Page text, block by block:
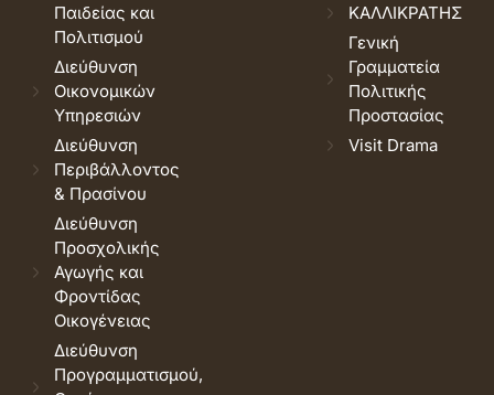
Παιδείας και
Πολιτισμού
Διεύθυνση
Οικονομικών
Υπηρεσιών
Διεύθυνση
Περιβάλλοντος
& Πρασίνου
Διεύθυνση
Προσχολικής
Αγωγής και
Φροντίδας
Οικογένειας
Διεύθυνση
Προγραμματισμού,
ΚΑΛΛΙΚΡΑΤΗΣ
Γενική
Γραμματεία
Πολιτικής
Προστασίας
Visit Drama